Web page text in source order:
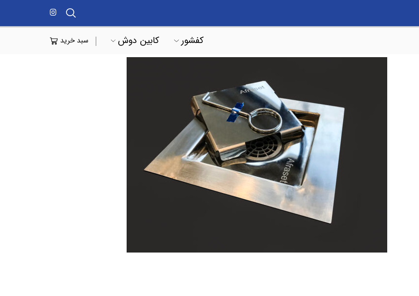
کفشور کابین دوش سبد خرید